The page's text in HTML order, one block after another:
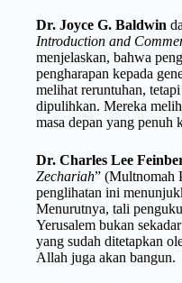
Dr. Joyce G. Baldwin
Introduction and
menjelaskan, bahwa
pengharapan kepada
melihat reruntuhan,
dipulihkan. Mereka
masa depan yang penuh
Dr. Charles Lee
Zechariah” (Multnomah
penglihatan ini
Menurutnya, tali
Yerusalem bukan
yang sudah ditetapkan
Allah juga akan bangun.